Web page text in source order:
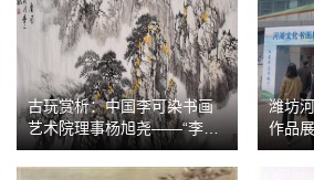
古玩赏析：中国李可染书画
艺术院理事杨旭尧——“李家
山水”经典传承
潍坊
作品